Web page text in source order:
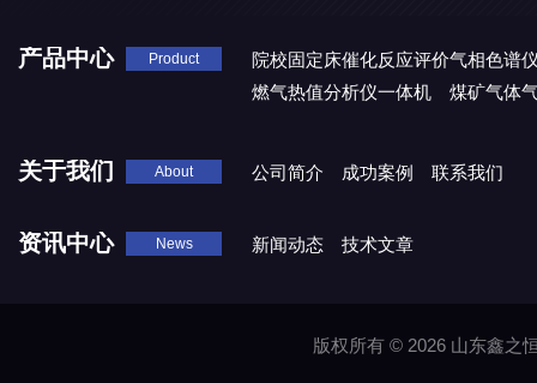
产品中心 Product
院校固定床催化反应评价气相色谱
燃气热值分析仪一体机
煤矿气体
关于我们 About 公司简介 成功案例 联系我们
资讯中心 News 新闻动态 技术文章
版权所有 © 2026 山东鑫之